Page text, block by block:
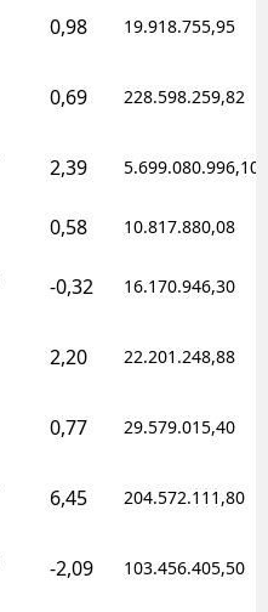
0,98 19.918.755,95
0,69 228.598.259,82
2,39 5.699.080.996,10
0,58 10.817.880,08
-0,32 16.170.946,30
2,20 22.201.248,88
0,77 29.579.015,40
6,45 204.572.111,80
-2,09 103.456.405,50